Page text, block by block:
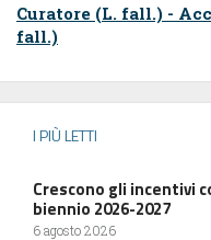
Curatore (L. fall.) - Accertamento del passivo (L.
fall.)
I PIÙ LETTI
Crescono gli incentivi
biennio 2026-2027
6 agosto 2026